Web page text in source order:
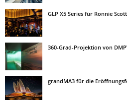
GLP X5 Series für Ronnie
360-Grad-Projektion von
grandMA3 für die